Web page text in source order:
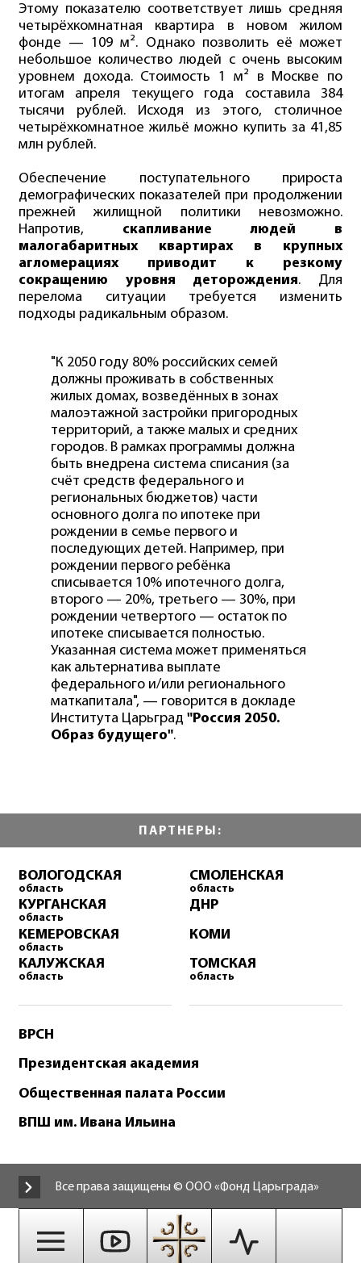
Этому показателю соответствует лишь средняя
четырёхкомнатная квартира в новом жилом
фонде — 109 м². Однако позволить её может
небольшое количество людей с очень высоким
уровнем дохода. Стоимость 1 м² в Москве по
итогам апреля текущего года составила 384
тысячи рублей. Исходя из этого, столичное
четырёхкомнатное жильё можно купить за 41,85
млн рублей.
Обеспечение поступательного прироста
демографических показателей при продолжении
прежней жилищной политики невозможно.
Напротив, скапливание людей в
малогабаритных квартирах в крупных
агломерациях приводит к резкому
сокращению уровня деторождения. Для
перелома ситуации требуется изменить
подходы радикальным образом.
"К 2050 году 80% российских семей
должны проживать в собственных
жилых домах, возведённых в зонах
малоэтажной застройки пригородных
территорий, а также малых и средних
городов. В рамках программы должна
быть внедрена система списания (за
счёт средств федерального и
региональных бюджетов) части
основного долга по ипотеке при
рождении в семье первого и
последующих детей. Например, при
рождении первого ребёнка
списывается 10% ипотечного долга,
второго — 20%, третьего — 30%, при
рождении четвертого — остаток по
ипотеке списывается полностью.
Указанная система может применяться
как альтернатива выплате
федерального и/или регионального
маткапитала", — говорится в докладе
Института Царьград "Россия 2050.
Образ будущего".
ПАРТНЕРЫ:
ВОЛОГОДСКАЯ
область
КУРГАНСКАЯ
область
КЕМЕРОВСКАЯ
область
КАЛУЖСКАЯ
область
СМОЛЕНСКАЯ
область
ДНР
КОМИ
ТОМСКАЯ
область
ВРСН
Президентская академия
Общественная палата России
ВПШ им. Ивана Ильина
Все права защищены © ООО «Фонд Царьграда»